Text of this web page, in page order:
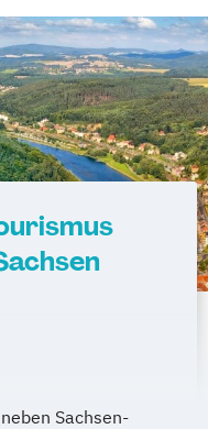
Sachsen-